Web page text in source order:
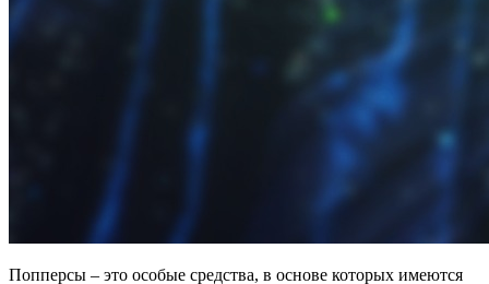
Попперсы – это особые средства, в основе которых имеются